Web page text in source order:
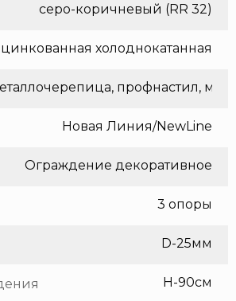
серо-коричневый (RR 32)
Новая Линия/NewLine
Ограждение декоративное
3 опоры
D-25мм
H-90см